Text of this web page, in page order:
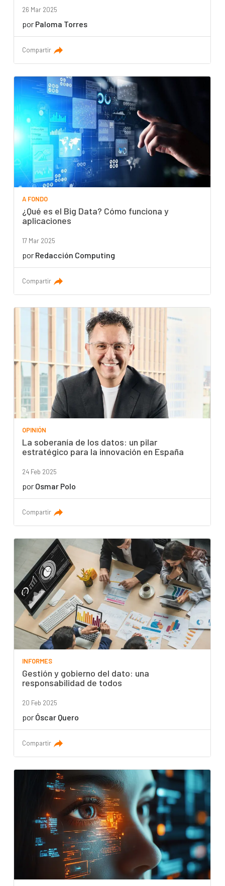
26 Mar 2025
por Paloma Torres
Compartir
A FONDO
¿Qué es el Big Data? Cómo funciona y
aplicaciones
17 Mar 2025
por Redacción Computing
Compartir
OPINIÓN
La soberanía de los datos: un pilar
estratégico para la innovación en España
24 Feb 2025
por Osmar Polo
Compartir
INFORMES
Gestión y gobierno del dato: una
responsabilidad de todos
20 Feb 2025
por Óscar Quero
Compartir